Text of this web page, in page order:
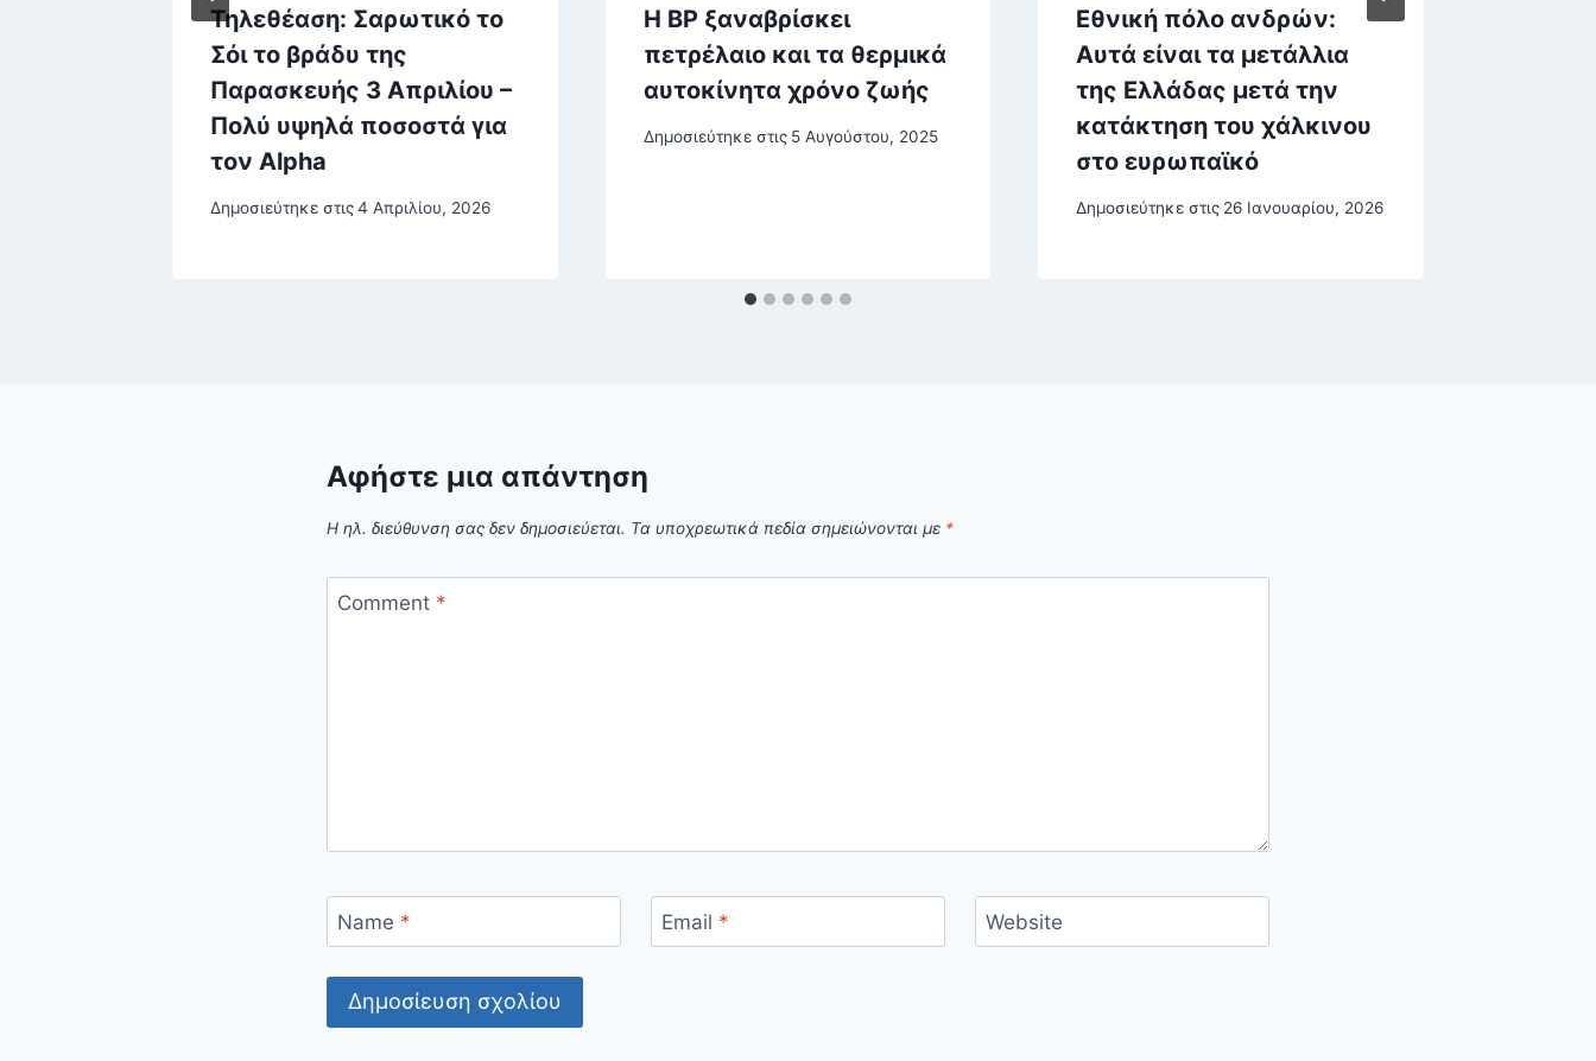
Τηλεθέαση: Σαρωτικό το
Σόι το βράδυ της
Παρασκευής 3 Απριλίου –
Πολύ υψηλά ποσοστά για
τον Alpha
Δημοσιεύτηκε στις4 Απριλίου, 2026
Η BP ξαναβρίσκει
πετρέλαιο και τα θερμικά
αυτοκίνητα χρόνο ζωής
Δημοσιεύτηκε στις 5 Αυγούστου, 2025
Εθνική πόλο ανδρών:
Αυτά είναι τα μετάλλια
της Ελλάδας μετά την
κατάκτηση του χάλκινου
στο ευρωπαϊκό
Δημοσιεύτηκε στις 26 Ιανουαρίου, 2026
Αφήστε μια απάντηση
Η ηλ. διεύθυνση σας δεν δημοσιεύεται. Τα υποχρεωτικά πεδία σημειώνονται με *
Comment *
Name * Email * Website